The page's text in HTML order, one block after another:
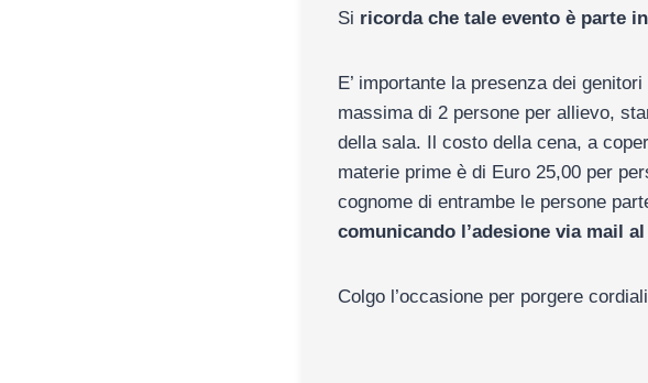
Si ricorda che tale evento è parte
E’ importante la presenza dei
massima di 2 persone per allievo,
della sala. Il costo della cena, a
materie prime è di Euro 25,00 per
cognome di entrambe le persone
comunicando l’adesione via mail
Colgo l’occasione per porgere